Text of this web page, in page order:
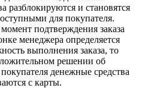
разблокируются и становятся
для покупателя.
подтверждения заказа
менеджера определяется
выполнения заказа, то
решении об
денежные средства
с карты.